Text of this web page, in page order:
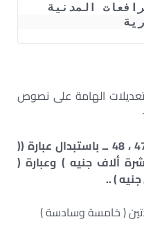
الهامة على نصوص
1-تعدلت المواد 41 ، 42 ، 43 ، 47 ، 48 ــ باستبدال عبارة ((
ألاف جنيه ) وعبارة (
) ..